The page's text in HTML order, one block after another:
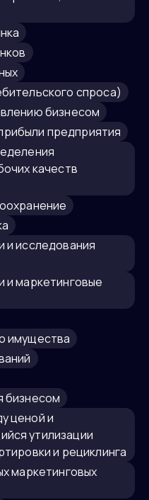
спроса)
бизнесом
прибыли предприятия
качеств
имущества
бизнесом
утилизации
и рециклинга